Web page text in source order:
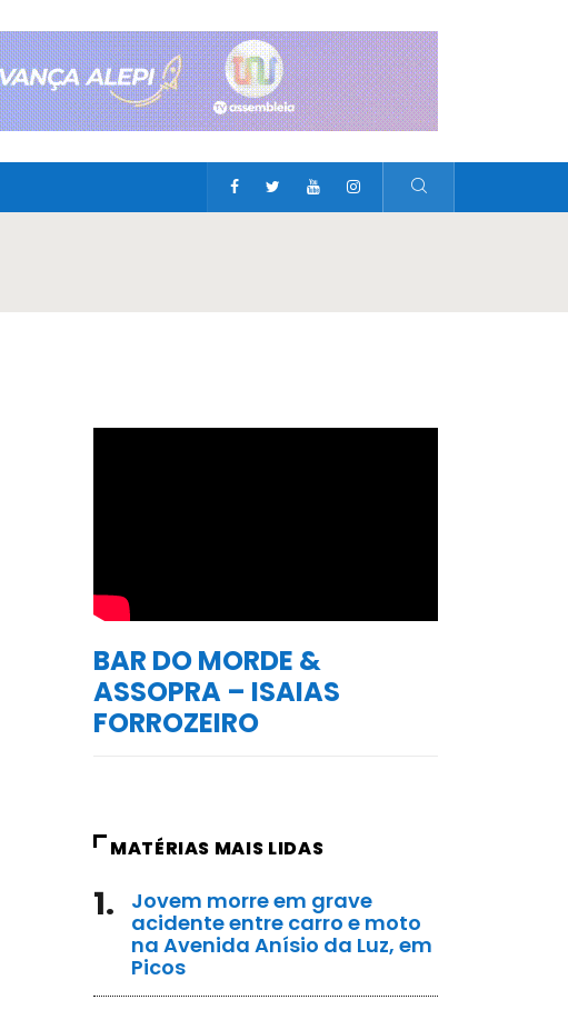
BAR DO MORDE &
ASSOPRA – ISAIAS
FORROZEIRO
MATÉRIAS MAIS LIDAS
1.
Jovem morre em grave
acidente entre carro e moto
na Avenida Anísio da Luz, em
Picos